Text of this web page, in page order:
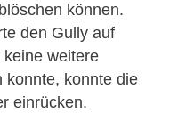
können.
den Gully auf
weitere
konnte, konnte die
einrücken.